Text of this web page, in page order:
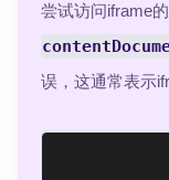
尝试访问iframe的
误，这通常表示